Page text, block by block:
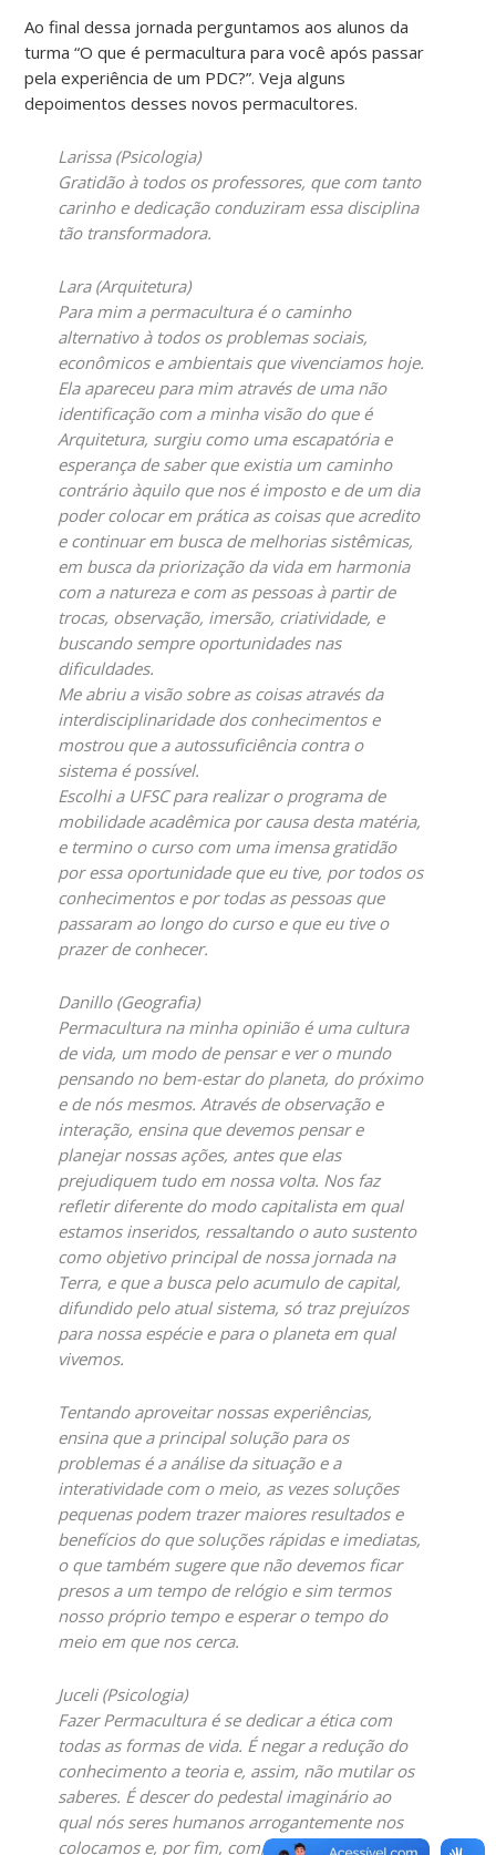
Ao final dessa jornada perguntamos aos alunos da
turma “O que é permacultura para você após passar
pela experiência de um PDC?”. Veja alguns
depoimentos desses novos permacultores.
Larissa (Psicologia)
Gratidão à todos os professores, que com tanto
carinho e dedicação conduziram essa disciplina
tão transformadora.
Lara (Arquitetura)
Para mim a permacultura é o caminho
alternativo à todos os problemas sociais,
econômicos e ambientais que vivenciamos hoje.
Ela apareceu para mim através de uma não
identificação com a minha visão do que é
Arquitetura, surgiu como uma escapatória e
esperança de saber que existia um caminho
contrário àquilo que nos é imposto e de um dia
poder colocar em prática as coisas que acredito
e continuar em busca de melhorias sistêmicas,
em busca da priorização da vida em harmonia
com a natureza e com as pessoas à partir de
trocas, observação, imersão, criatividade, e
buscando sempre oportunidades nas
dificuldades.
Me abriu a visão sobre as coisas através da
interdisciplinaridade dos conhecimentos e
mostrou que a autossuficiência contra o
sistema é possível.
Escolhi a UFSC para realizar o programa de
mobilidade acadêmica por causa desta matéria,
e termino o curso com uma imensa gratidão
por essa oportunidade que eu tive, por todos os
conhecimentos e por todas as pessoas que
passaram ao longo do curso e que eu tive o
prazer de conhecer.
Danillo (Geografia)
Permacultura na minha opinião é uma cultura
de vida, um modo de pensar e ver o mundo
pensando no bem-estar do planeta, do próximo
e de nós mesmos. Através de observação e
interação, ensina que devemos pensar e
planejar nossas ações, antes que elas
prejudiquem tudo em nossa volta. Nos faz
refletir diferente do modo capitalista em qual
estamos inseridos, ressaltando o auto sustento
como objetivo principal de nossa jornada na
Terra, e que a busca pelo acumulo de capital,
difundido pelo atual sistema, só traz prejuízos
para nossa espécie e para o planeta em qual
vivemos.
Tentando aproveitar nossas experiências,
ensina que a principal solução para os
problemas é a análise da situação e a
interatividade com o meio, as vezes soluções
pequenas podem trazer maiores resultados e
benefícios do que soluções rápidas e imediatas,
o que também sugere que não devemos ficar
presos a um tempo de relógio e sim termos
nosso próprio tempo e esperar o tempo do
meio em que nos cerca.
Juceli (Psicologia)
Fazer Permacultura é se dedicar a ética com
todas as formas de vida. É negar a redução do
conhecimento a teoria e, assim, não mutilar os
saberes. É descer do pedestal imaginário ao
qual nós seres humanos arrogantemente nos
colocamos e, por fim, compreender a beleza da